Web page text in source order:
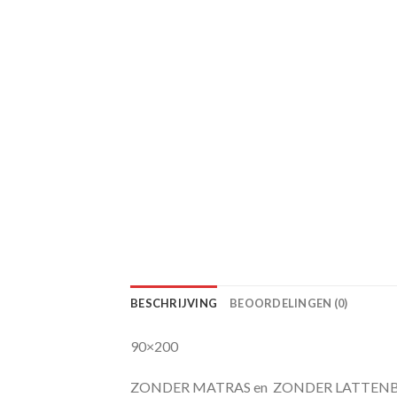
BESCHRIJVING BEOORDELINGEN (0)
90×200
ZONDER MATRAS en ZONDER